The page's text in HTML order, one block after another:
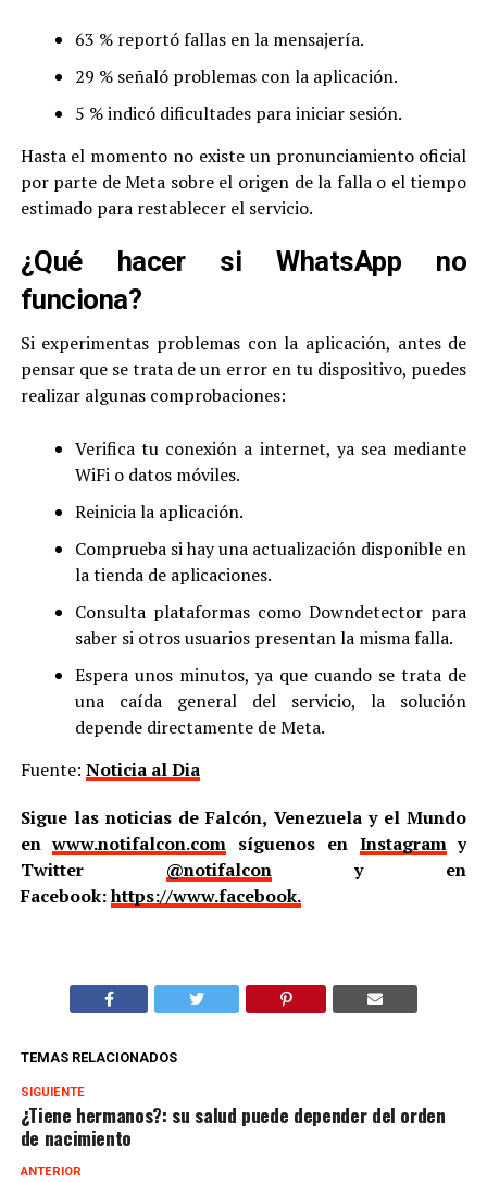
63 % reportó fallas en la mensajería.
29 % señaló problemas con la aplicación.
5 % indicó dificultades para iniciar sesión.
Hasta el momento no existe un pronunciamiento oficial
por parte de Meta sobre el origen de la falla o el tiempo
estimado para restablecer el servicio.
¿Qué hacer si WhatsApp no
funciona?
Si experimentas problemas con la aplicación, antes de
pensar que se trata de un error en tu dispositivo, puedes
realizar algunas comprobaciones:
Verifica tu conexión a internet, ya sea mediante
WiFi o datos móviles.
Reinicia la aplicación.
Comprueba si hay una actualización disponible en
la tienda de aplicaciones.
Consulta plataformas como Downdetector para
saber si otros usuarios presentan la misma falla.
Espera unos minutos, ya que cuando se trata de
una caída general del servicio, la solución
depende directamente de Meta.
Fuente: Noticia al Dia
Sigue las noticias de Falcón, Venezuela y el Mundo
enwww.notifalcon.com síguenos en Instagramy
Twitter @notifalcony en
Facebook:https://www.facebook.
TEMAS RELACIONADOS
SIGUIENTE
¿Tiene hermanos?: su salud puede depender del orden
de nacimiento
ANTERIOR